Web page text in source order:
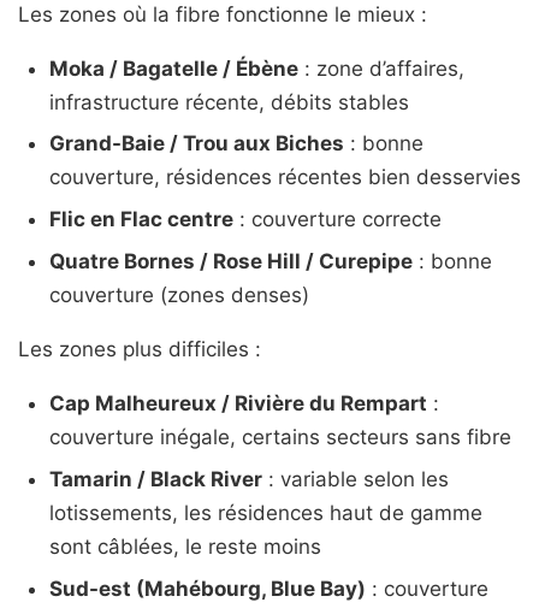
Les zones où la fibre fonctionne le mieux :
Moka / Bagatelle / Ébène: zone d’affaires,
infrastructure récente, débits stables
Grand-Baie / Trou aux Biches : bonne
couverture, résidences récentes bien desservies
Flic en Flac centre: couverture correcte
Quatre Bornes / Rose Hill / Curepipe: bonne
couverture (zones denses)
Les zones plus difficiles :
Cap Malheureux / Rivière du Rempart :
couverture inégale, certains secteurs sans fibre
Tamarin / Black River: variable selon les
lotissements, les résidences haut de gamme
sont câblées, le reste moins
Sud-est (Mahébourg, Blue Bay) : couverture